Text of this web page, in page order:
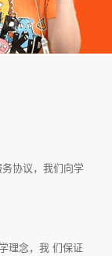
协议，我们向学
理念，我 们保证